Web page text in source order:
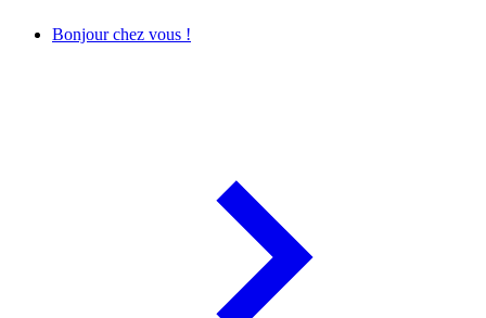
Bonjour chez vous !